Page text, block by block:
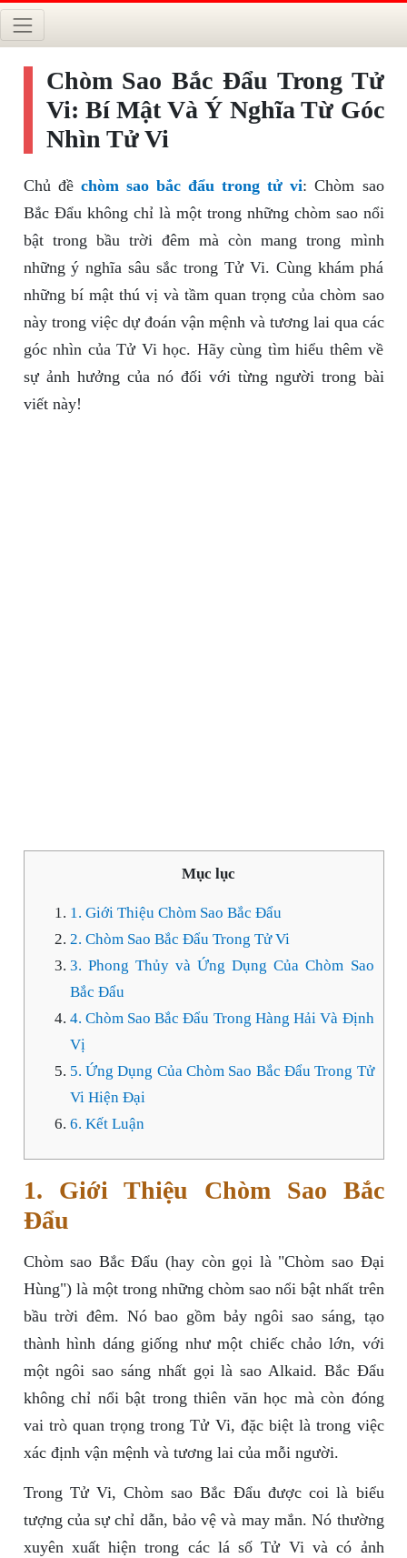
Chòm Sao Bắc Đẩu Trong Tử
Vi: Bí Mật Và Ý Nghĩa Từ Góc
Nhìn Tử Vi
Chủ đề chòm sao bắc đẩu trong tử vi: Chòm sao
Bắc Đẩu không chỉ là một trong những chòm sao nổi
bật trong bầu trời đêm mà còn mang trong mình
những ý nghĩa sâu sắc trong Tử Vi. Cùng khám phá
những bí mật thú vị và tầm quan trọng của chòm sao
này trong việc dự đoán vận mệnh và tương lai qua các
góc nhìn của Tử Vi học. Hãy cùng tìm hiểu thêm về
sự ảnh hưởng của nó đối với từng người trong bài
viết này!
Mục lục
1. Giới Thiệu Chòm Sao Bắc Đẩu
2. Chòm Sao Bắc Đẩu Trong Tử Vi
3. Phong Thủy và Ứng Dụng Của Chòm Sao
Bắc Đẩu
4. Chòm Sao Bắc Đẩu Trong Hàng Hải Và Định
Vị
5. Ứng Dụng Của Chòm Sao Bắc Đẩu Trong Tử
Vi Hiện Đại
6. Kết Luận
1. Giới Thiệu Chòm Sao Bắc
Đẩu
Chòm sao Bắc Đẩu (hay còn gọi là "Chòm sao Đại
Hùng") là một trong những chòm sao nổi bật nhất trên
bầu trời đêm. Nó bao gồm bảy ngôi sao sáng, tạo
thành hình dáng giống như một chiếc chảo lớn, với
một ngôi sao sáng nhất gọi là sao Alkaid. Bắc Đẩu
không chỉ nổi bật trong thiên văn học mà còn đóng
vai trò quan trọng trong Tử Vi, đặc biệt là trong việc
xác định vận mệnh và tương lai của mỗi người.
Trong Tử Vi, Chòm sao Bắc Đẩu được coi là biểu
tượng của sự chỉ dẫn, bảo vệ và may mắn. Nó thường
xuyên xuất hiện trong các lá số Tử Vi và có ảnh